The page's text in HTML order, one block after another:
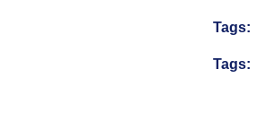
Tags:
Tags: